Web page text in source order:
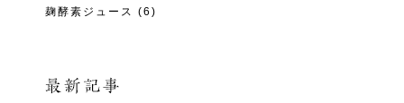
麹酵素ジュース (6)